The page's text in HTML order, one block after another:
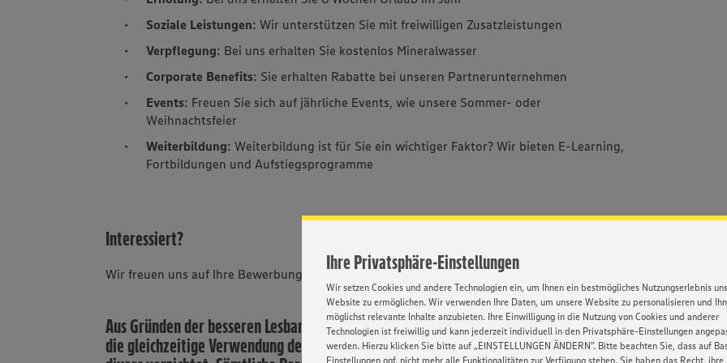
Ihre Privatsphäre-Einstellungen
Wir setzen Cookies und andere Technologien ein, um Ihnen ein bestmögliches Nutzungserlebnis
Website zu ermöglichen. Wir verwenden Ihre Daten, um unsere Website zu personalisieren und
möglichst relevante Inhalte anzubieten. Ihre Einwilligung in die Nutzung von Cookies und anderer
Technologien ist freiwillig und kann jederzeit individuell in den Privatsphäre-Einstellungen
werden. Hierzu klicken Sie bitte auf „EINSTELLUNGEN ÄNDERN”. Bitte beachten Sie, dass auf
Einstellungen ggf. nicht mehr alle Funktionalitäten zur Verfügung stehen. Sie haben das Recht, ihre
Soziale Leistungen: Wir unterstützen Sie mit freiwilligen Zusatzleistungen
Verpflegung: Bei uns erhalten Sie kostenlos Mineralwasser
Corporate Benefits: Sie erhalten Rabatte bei unseren Partnerunternehmen
Events: Freuen Sie sich auf jährliche Events, wie unsere Sommer- oder
Weihnachtsfeier
Weiterbildung: Weiterbildung ist für Sie ein wichtiger Faktor? Wir bieten E-Learning,
Fortbildungen und Aufstiegsprogramme
Interessiert?
Wir freuen uns auf Ihre Bewerbung.
Aus Gründen der besseren Lesbarkeit unserer Stellenanzeigen wird auf
die gleichzeitige Verwendung der Sprachformen männlich, weiblich und
Ihre
Isabell Friedlin
Mehr über
www.e-